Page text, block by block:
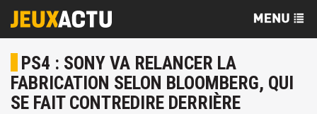
PS4 : SONY VA RELANCER LA
FABRICATION SELON BLOOMBERG, QUI
SE FAIT CONTREDIRE DERRIÈRE